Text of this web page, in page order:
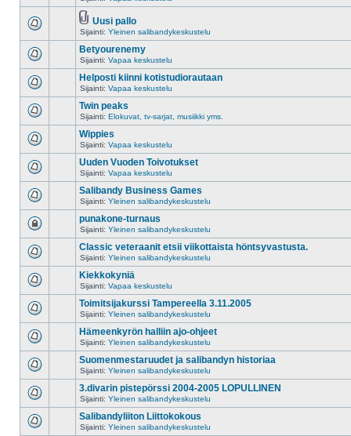
Uusi pallo
Sijainti: Yleinen salibandykeskustelu
Betyourenemy
Sijainti: Vapaa keskustelu
Helposti kiinni kotistudiorautaan
Sijainti: Vapaa keskustelu
Twin peaks
Sijainti: Elokuvat, tv-sarjat, musiikki yms.
Wippies
Sijainti: Vapaa keskustelu
Uuden Vuoden Toivotukset
Sijainti: Vapaa keskustelu
Salibandy Business Games
Sijainti: Yleinen salibandykeskustelu
punakone-turnaus
Sijainti: Yleinen salibandykeskustelu
Classic veteraanit etsii viikottaista höntsyvastusta.
Sijainti: Yleinen salibandykeskustelu
Kiekkokyniä
Sijainti: Vapaa keskustelu
Toimitsijakurssi Tampereella 3.11.2005
Sijainti: Yleinen salibandykeskustelu
Hämeenkyrön halliin ajo-ohjeet
Sijainti: Yleinen salibandykeskustelu
Suomenmestaruudet ja salibandyn historiaa
Sijainti: Yleinen salibandykeskustelu
3.divarin pistepörssi 2004-2005 LOPULLINEN
Sijainti: Yleinen salibandykeskustelu
Salibandyliiton Liittokokous
Sijainti: Yleinen salibandykeskustelu